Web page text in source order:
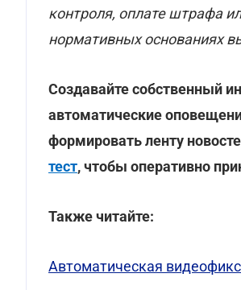
контроля, оплате штрафа
нормативных основаниях
Создавайте собственный
автоматические
формировать ленту
тест, чтобы оперативно
Также читайте:
Автоматическая